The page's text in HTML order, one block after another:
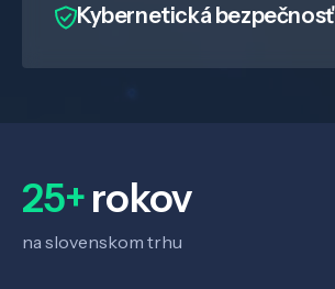
Kybernetická bezpečnosť
25+rokov
na slovenskom trhu